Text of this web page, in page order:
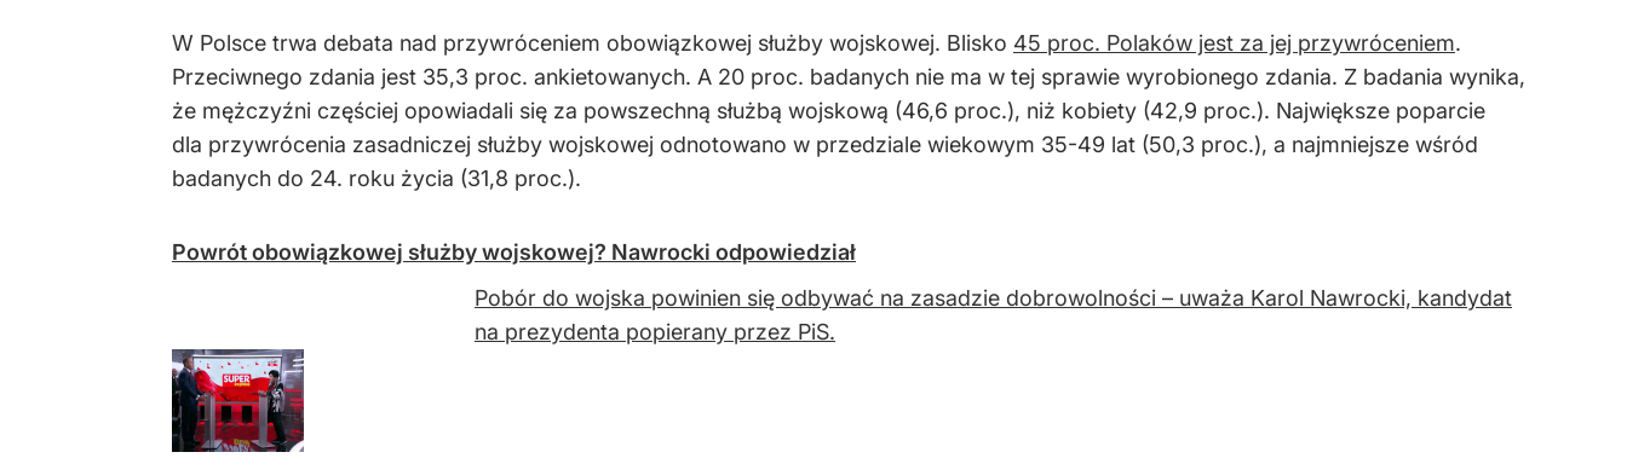
W Polsce trwa debata nad przywróceniem obowiązkowej służby wojskowej. Blisko 45 proc. Polaków jest za jej przywróceniem.
Przeciwnego zdania jest 35,3 proc. ankietowanych. A 20 proc. badanych nie ma w tej sprawie wyrobionego zdania. Z badania wynika,
że mężczyźni częściej opowiadali się za powszechną służbą wojskową (46,6 proc.), niż kobiety (42,9 proc.). Największe poparcie
dla przywrócenia zasadniczej służby wojskowej odnotowano w przedziale wiekowym 35-49 lat (50,3 proc.), a najmniejsze wśród
badanych do 24. roku życia (31,8 proc.).
Powrót obowiązkowej służby wojskowej? Nawrocki odpowiedział
Pobór do wojska powinien się odbywać na zasadzie dobrowolności – uważa Karol Nawrocki, kandydat
na prezydenta popierany przez PiS.